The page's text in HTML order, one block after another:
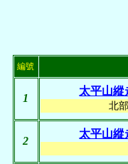
編號
1
太平山縱
北部
2
太平山縱